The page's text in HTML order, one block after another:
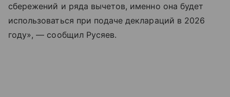
сбережений и ряда вычетов, именно она будет
использоваться при подаче деклараций в 2026
году», — сообщил Русяев.